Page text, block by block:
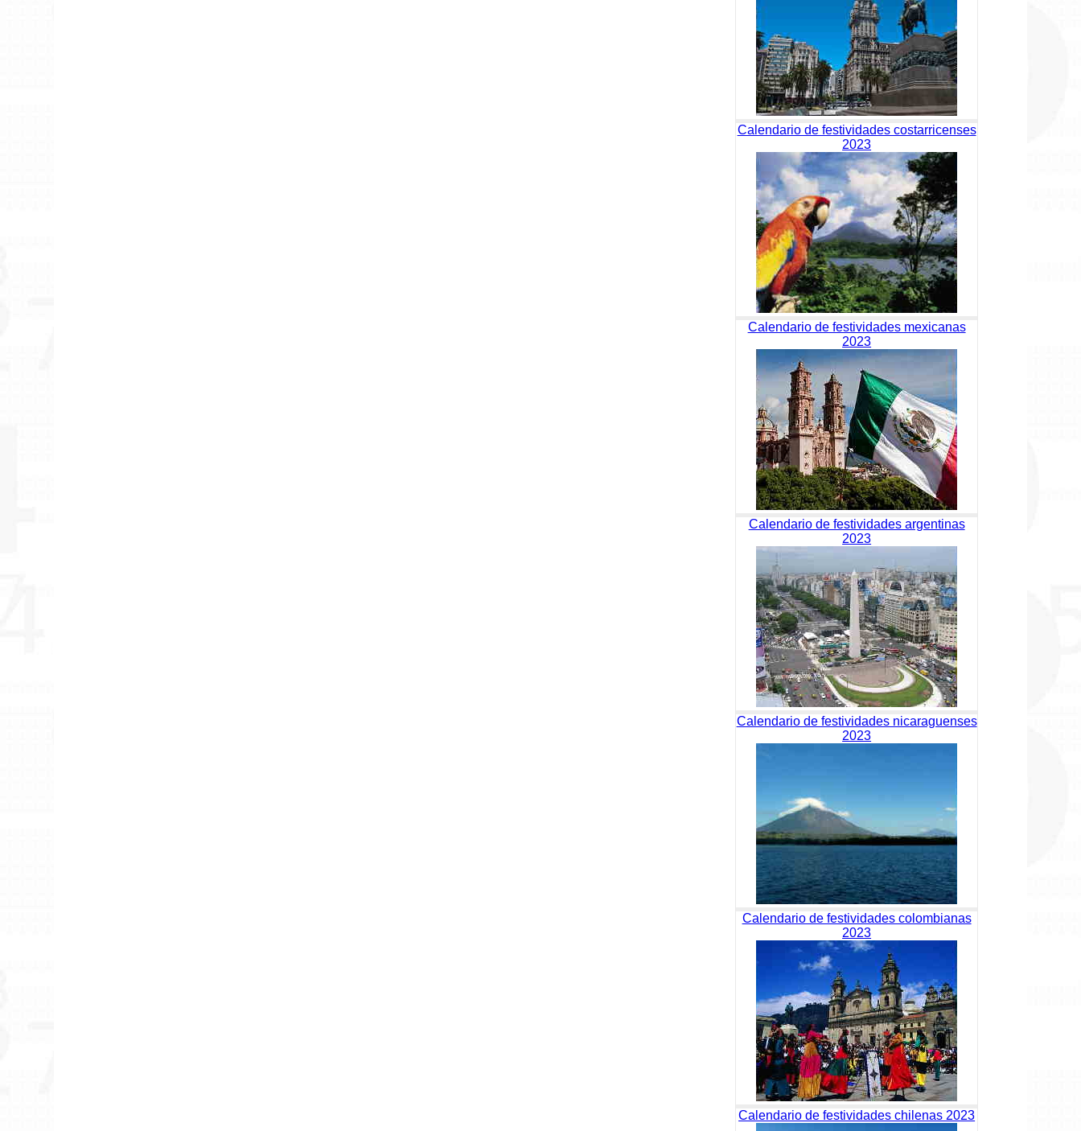
Calendario de festividades costarricenses
2023
Calendario de festividades mexicanas
2023
Calendario de festividades argentinas
2023
Calendario de festividades nicaraguenses
2023
Calendario de festividades colombianas
2023
Calendario de festividades chilenas 2023